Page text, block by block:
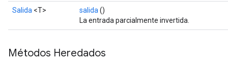
Salida <T> salida ()
La entrada parcialmente invertida.
Métodos Heredados